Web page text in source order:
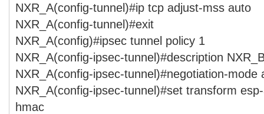
NXR_A(config-tunnel)#ip tcp adjust-mss auto
NXR_A(config-tunnel)#exit
NXR_A(config)#ipsec tunnel policy 1
NXR_A(config-ipsec-tunnel)#description
NXR_A(config-ipsec-tunnel)#negotiation-mode
NXR_A(config-ipsec-tunnel)#set transform
hmac